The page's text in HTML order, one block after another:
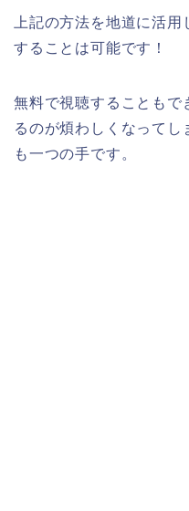
上記の方法を地道に活
することは可能です！
無料で視聴することもで
るのが煩わしくなって
も一つの手です。